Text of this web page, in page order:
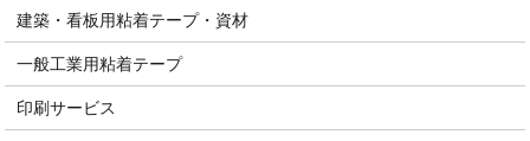
建築・看板用粘着テープ・資材
一般工業用粘着テープ
印刷サービス